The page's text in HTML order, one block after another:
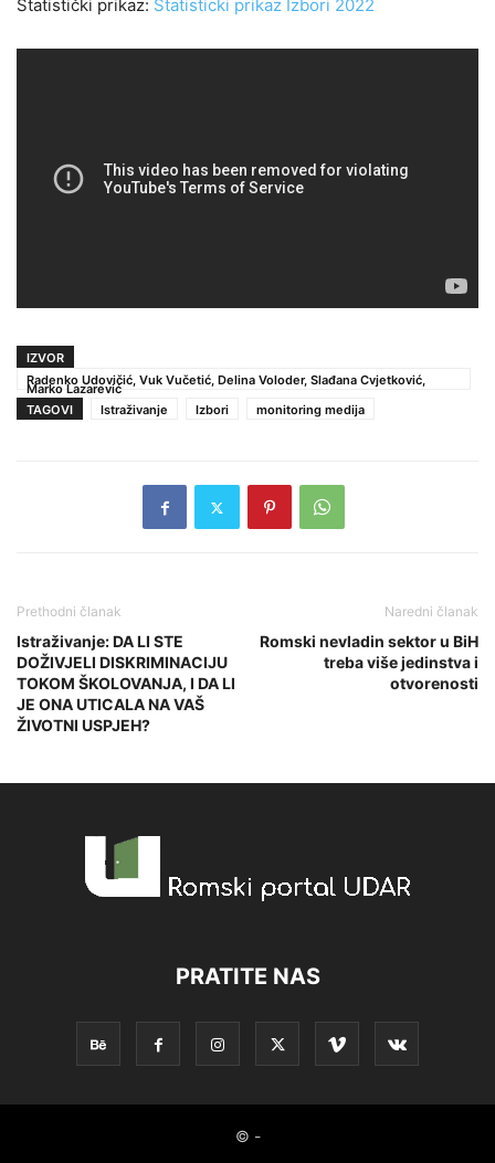
Statistički prikaz: Statisticki prikaz Izbori 2022
IZVOR
Radenko Udovičić, Vuk Vučetić, Delina Voloder, Slađana Cvjetković,
Marko Lazarević
TAGOVI
Istraživanje Izbori monitoring medija
Prethodni članak
Istraživanje: DA LI STE
DOŽIVJELI DISKRIMINACIJU
TOKOM ŠKOLOVANJA, I DA LI
JE ONA UTICALA NA VAŠ
ŽIVOTNI USPJEH?
Naredni članak
Romski nevladin sektor u BiH
treba više jedinstva i
otvorenosti
PRATITE NAS
© -